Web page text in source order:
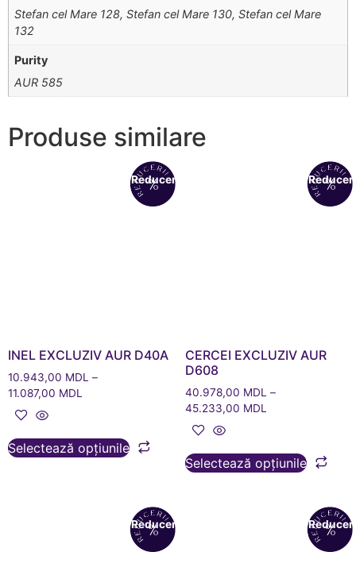
Stefan cel Mare 128, Stefan cel Mare 130, Stefan cel Mare
132
Purity
AUR 585
Produse similare
Reduceri!
INEL EXCLUZIV AUR D40A
10.943,00 MDL –
11.087,00 MDL
Selectează opțiunile
CERCEI EXCLUZIV AUR
D608
40.978,00 MDL –
45.233,00 MDL
Selectează opțiunile
Reduceri!